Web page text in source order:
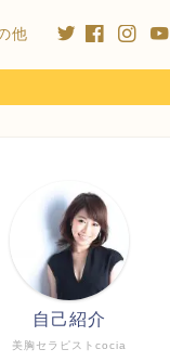
他
美胸セラピストcocia
自己紹介